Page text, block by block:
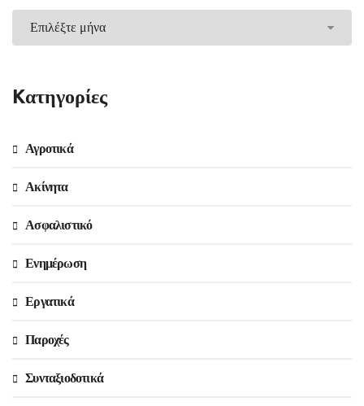
Kατηγορίες
Αγροτικά
Ακίνητα
Ασφαλιστικό
Ενημέρωση
Εργατικά
Παροχές
Συνταξιοδοτικά